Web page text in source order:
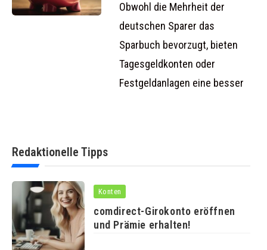
Obwohl die Mehrheit der
deutschen Sparer das
Sparbuch bevorzugt, bieten
Tagesgeldkonten oder
Festgeldanlagen eine besser
Redaktionelle Tipps
Konten
comdirect-Girokonto eröffnen
und Prämie erhalten!